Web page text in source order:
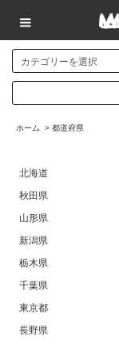
ホーム > 都道府県
北海道
秋田県
山形県
新潟県
栃木県
千葉県
東京都
長野県